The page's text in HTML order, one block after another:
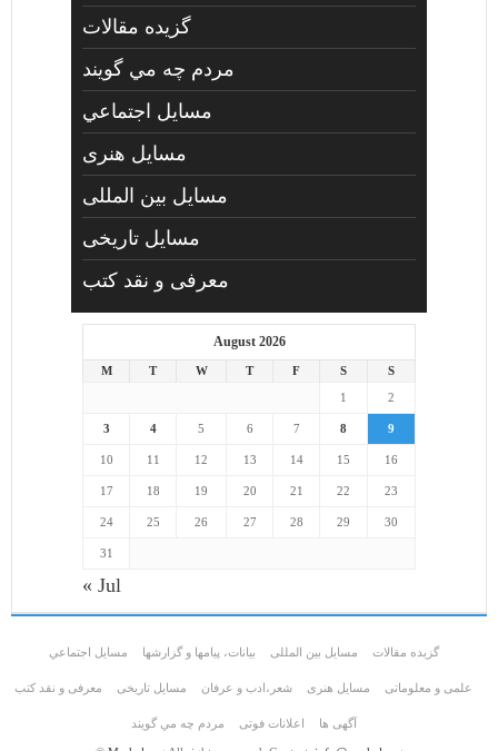
گزیده مقالات
مردم چه مي گويند
مسايل اجتماعي
مسايل هنری
مسایل بین المللی
مسایل تاریخی
معرفی و نقد کتب
August 2026
M T W T F S
S
1
2
3 4 5 6 7 8 9
10 11 12 13 14 15 16
17 18 19 20 21 22 23
24 25 26 27 28 29 30
31
« Jul
گزیده مقالات مسایل بین المللی بیانات، پیامها و گزارشها مسايل اجتماعي
علمی و معلوماتی مسايل هنری شعر،ادب و عرفان مسایل تاریخی معرفی و نقد کتب
آگهی ها اعلانات فوتی مردم چه مي گويند